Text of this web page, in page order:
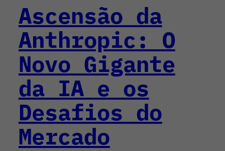
Ascensão da
Anthropic: O
Novo Gigante
da IA e os
Desafios do
Mercado